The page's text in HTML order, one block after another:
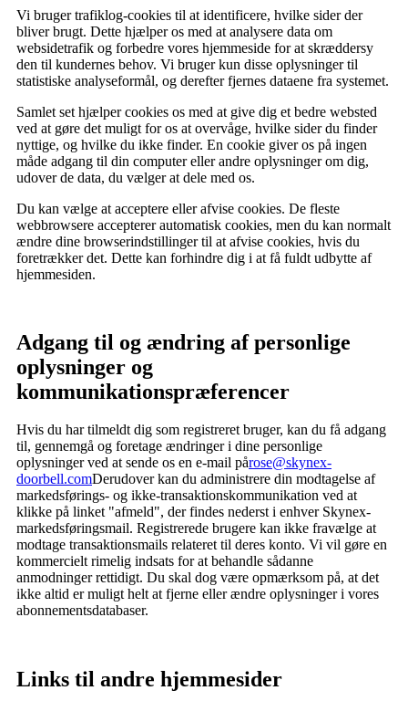
Vi bruger trafiklog-cookies til at identificere, hvilke sider der
bliver brugt. Dette hjælper os med at analysere data om
websidetrafik og forbedre vores hjemmeside for at skræddersy
den til kundernes behov. Vi bruger kun disse oplysninger til
statistiske analyseformål, og derefter fjernes dataene fra systemet.
Samlet set hjælper cookies os med at give dig et bedre websted
ved at gøre det muligt for os at overvåge, hvilke sider du finder
nyttige, og hvilke du ikke finder. En cookie giver os på ingen
måde adgang til din computer eller andre oplysninger om dig,
udover de data, du vælger at dele med os.
Du kan vælge at acceptere eller afvise cookies. De fleste
webbrowsere accepterer automatisk cookies, men du kan normalt
ændre dine browserindstillinger til at afvise cookies, hvis du
foretrækker det. Dette kan forhindre dig i at få fuldt udbytte af
hjemmesiden.
Adgang til og ændring af personlige
oplysninger og
kommunikationspræferencer
Hvis du har tilmeldt dig som registreret bruger, kan du få adgang
til, gennemgå og foretage ændringer i dine personlige
oplysninger ved at sende os en e-mail pårose@skynex-
doorbell.comDerudover kan du administrere din modtagelse af
markedsførings- og ikke-transaktionskommunikation ved at
klikke på linket "afmeld", der findes nederst i enhver Skynex-
markedsføringsmail. Registrerede brugere kan ikke fravælge at
modtage transaktionsmails relateret til deres konto. Vi vil gøre en
kommercielt rimelig indsats for at behandle sådanne
anmodninger rettidigt. Du skal dog være opmærksom på, at det
ikke altid er muligt helt at fjerne eller ændre oplysninger i vores
abonnementsdatabaser.
Links til andre hjemmesider